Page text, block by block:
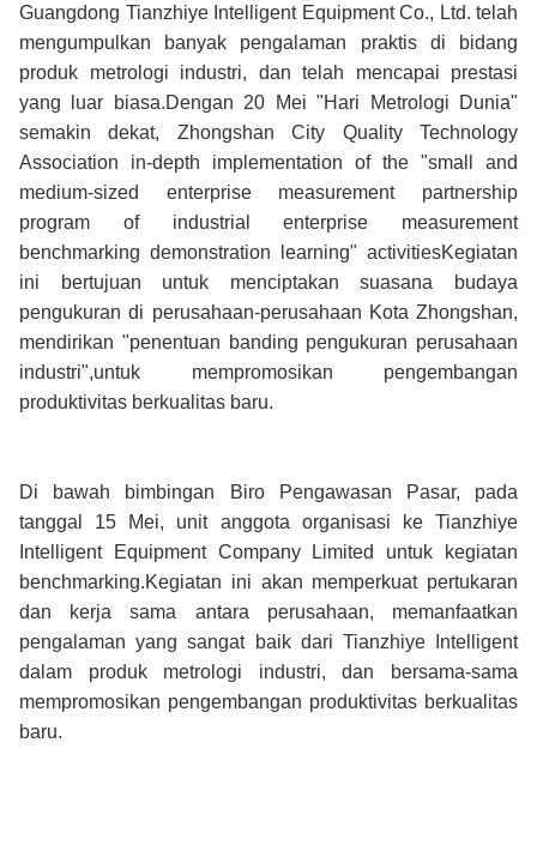
Guangdong Tianzhiye Intelligent Equipment Co., Ltd. telah
mengumpulkan banyak pengalaman praktis di bidang
produk metrologi industri, dan telah mencapai prestasi
yang luar biasa.Dengan 20 Mei "Hari Metrologi Dunia"
semakin dekat, Zhongshan City Quality Technology
Association in-depth implementation of the "small and
medium-sized enterprise measurement partnership
program of industrial enterprise measurement
benchmarking demonstration learning" activitiesKegiatan
ini bertujuan untuk menciptakan suasana budaya
pengukuran di perusahaan-perusahaan Kota Zhongshan,
mendirikan "penentuan banding pengukuran perusahaan
industri",untuk mempromosikan pengembangan
produktivitas berkualitas baru.
Di bawah bimbingan Biro Pengawasan Pasar, pada
tanggal 15 Mei, unit anggota organisasi ke Tianzhiye
Intelligent Equipment Company Limited untuk kegiatan
benchmarking.Kegiatan ini akan memperkuat pertukaran
dan kerja sama antara perusahaan, memanfaatkan
pengalaman yang sangat baik dari Tianzhiye Intelligent
dalam produk metrologi industri, dan bersama-sama
mempromosikan pengembangan produktivitas berkualitas
baru.